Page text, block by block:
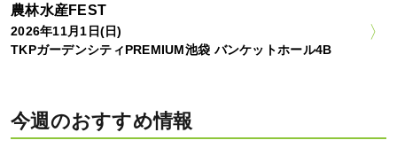
農林水産FEST
2026年11月1日(日)
TKPガーデンシティPREMIUM池袋 バンケットホール4B
今週のおすすめ情報